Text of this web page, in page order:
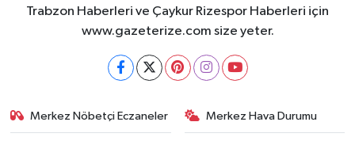
Trabzon Haberleri ve Çaykur Rizespor Haberleri için
www.gazeterize.com size yeter.
Merkez Nöbetçi Eczaneler Merkez Hava Durumu